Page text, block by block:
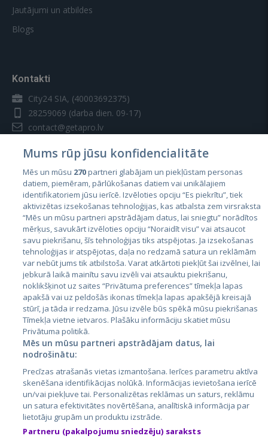
Jautājumi un atbildes
Blogs
Kontakti
City24 SIA, (40003692375)
28259069 (darba dien. 09-17)
contact@getapro.lv
Valstis
Igaunija
Latvija
Lietuva
City24.lv
City24.ee
GetaPro.lv
GetaPro.ee
Skelbiu.lt
Autoplius.lt
CVbankas.lt
Kainos.lt
Paslaugos.lt
auto24.ee
Osta.ee
Mums rūp jūsu konfidencialitāte
Mēs un mūsu 270partneri glabājam un piekļūstam personas
datiem, piemēram, pārlūkošanas datiem vai unikālajiem
identifikatoriem jūsu ierīcē. Izvēloties opciju “Es piekrītu”, tiek
aktivizētas izsekošanas tehnoloģijas, kas atbalsta zem virsraksta
“Mēs un mūsu partneri apstrādājam datus, lai sniegtu” norādītos
mērķus, savukārt izvēloties opciju “Noraidīt visu” vai atsaucot
savu piekrišanu, šīs tehnoloģijas tiks atspējotas. Ja izsekošanas
tehnoloģijas ir atspējotas, daļa no redzamā satura un reklāmām
var nebūt jums tik atbilstoša. Varat atkārtoti piekļūt šai izvēlnei, lai
jebkurā laikā mainītu savu izvēli vai atsauktu piekrišanu,
noklikšķinot uz saites “Privātuma preferences” tīmekļa lapas
apakšā vai uz peldošās ikonas tīmekļa lapas apakšējā kreisajā
stūrī, ja tāda ir redzama. Jūsu izvēle būs spēkā mūsu piekrišanas
Tīmekļa vietne ietvaros. Plašāku informāciju skatiet mūsu
Privātuma politikā.
Mēs un mūsu partneri apstrādājam datus, lai
nodrošinātu:
Precīzas atrašanās vietas izmantošana. Ierīces parametru aktīva
skenēšana identifikācijas nolūkā. Informācijas ievietošana ierīcē
un/vai piekļuve tai. Personalizētas reklāmas un saturs, reklāmu
un satura efektivitātes novērtēšana, analītiskā informācija par
lietotāju grupām un produktu izstrāde.
Partneru (pakalpojumu sniedzēju) saraksts